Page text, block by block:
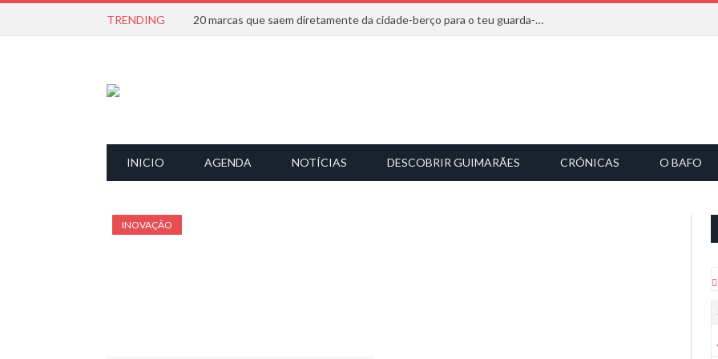
TRENDING 20 marcas que saem diretamente da cidade-berço para o teu guarda-roupa
INICIO AGENDA NOTÍCIAS DESCOBRIR GUIMARÃES CRÓNICAS O BAFO
INOVAÇÃO